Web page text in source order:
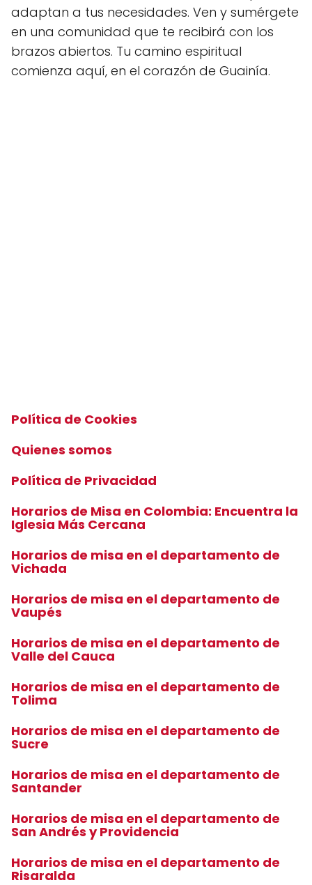
adaptan a tus necesidades. Ven y sumérgete
en una comunidad que te recibirá con los
brazos abiertos. Tu camino espiritual
comienza aquí, en el corazón de Guainía.
Política de Cookies
Quienes somos
Política de Privacidad
Horarios de Misa en Colombia: Encuentra la
Iglesia Más Cercana
Horarios de misa en el departamento de
Vichada
Horarios de misa en el departamento de
Vaupés
Horarios de misa en el departamento de
Valle del Cauca
Horarios de misa en el departamento de
Tolima
Horarios de misa en el departamento de
Sucre
Horarios de misa en el departamento de
Santander
Horarios de misa en el departamento de
San Andrés y Providencia
Horarios de misa en el departamento de
Risaralda